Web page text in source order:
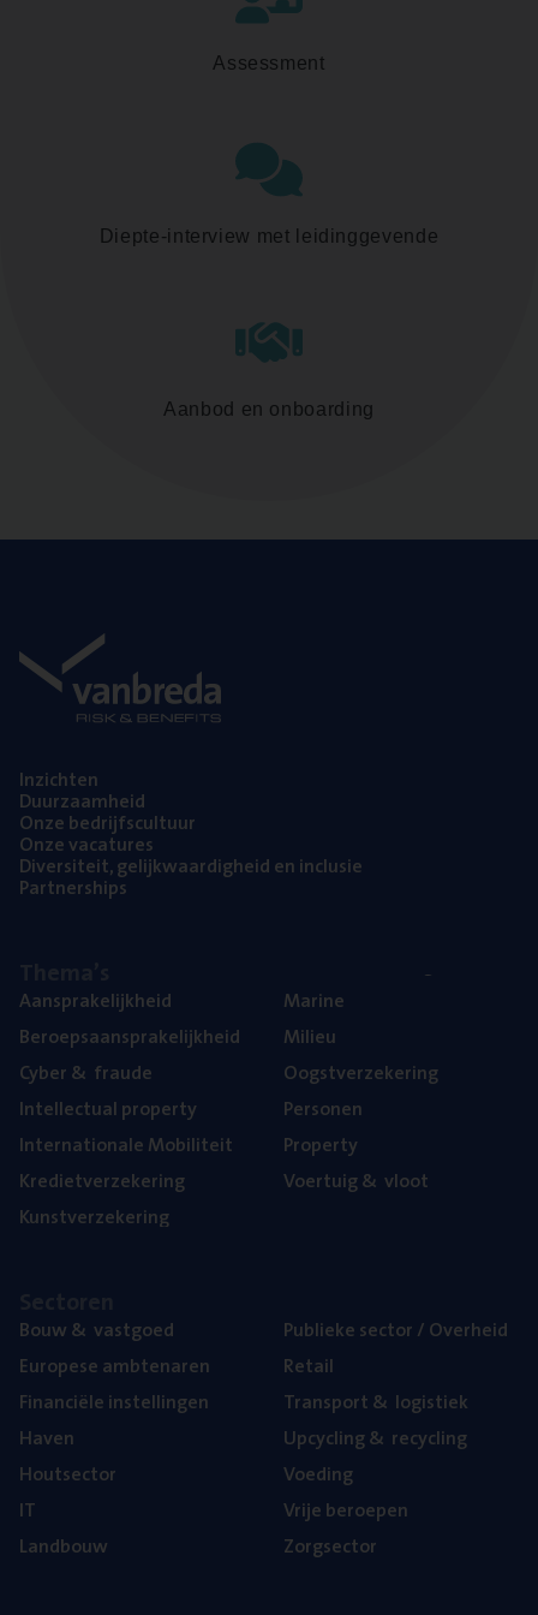
Assessment
Diepte-interview met leidinggevende
Aanbod en onboarding
Inzich­ten
Duur­zaam­heid
Onze bedrijfs­cul­tuur
Onze vaca­tu­res
Diver­si­teit, gelijk­waar­dig­heid en inclusie
Part­ner­ships
Aan­spra­ke­lijk­heid
Beroeps­aan­spra­ke­lijk­heid
Cyber& fraude
Intel­lec­tu­al property
Inter­na­ti­o­na­le Mobiliteit
Kre­diet­ver­ze­ke­ring
Kunst­ver­ze­ke­ring
Mari­ne
Mili­eu
Oogst­ver­ze­ke­ring
Per­so­nen
Pro­per­ty
Voer­tuig& vloot
Bouw& vastgoed
Euro­pe­se ambtenaren
Finan­ci­ë­le instellingen
Haven
Hout­sec­tor
IT
Land­bouw
Publie­ke sec­tor / Overheid
Retail
Trans­port& logistiek
Upcy­cling& recycling
Voe­ding
Vrije beroe­pen
Zorg­sec­tor